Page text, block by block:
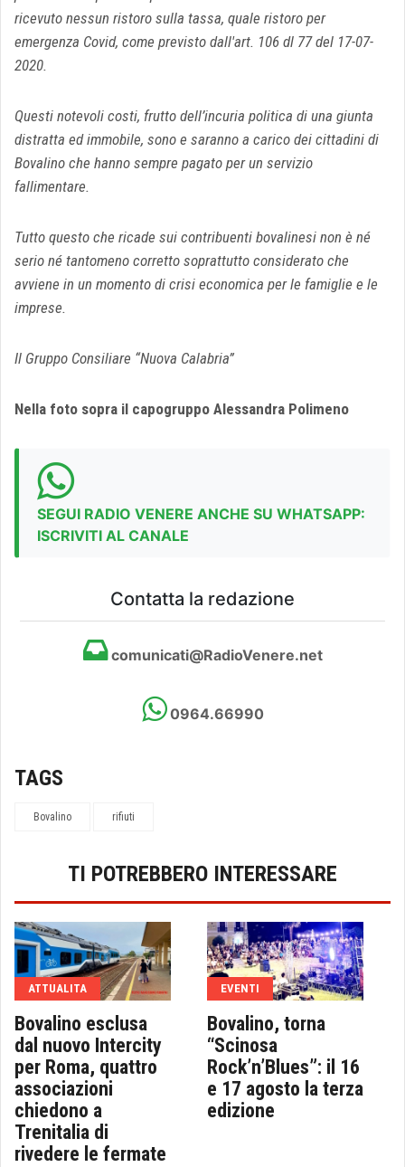
ricevuto nessun ristoro sulla tassa, quale ristoro per
emergenza Covid, come previsto dall'art. 106 dl 77 del 17-07-
2020.
Questi notevoli costi, frutto dell’incuria politica di una giunta
distratta ed immobile, sono e saranno a carico dei cittadini di
Bovalino che hanno sempre pagato per un servizio
fallimentare.
Tutto questo che ricade sui contribuenti bovalinesi non è né
serio né tantomeno corretto soprattutto considerato che
avviene in un momento di crisi economica per le famiglie e le
imprese.
Il Gruppo Consiliare “Nuova Calabria”
Nella foto sopra il capogruppo Alessandra Polimeno
SEGUI RADIO VENERE ANCHE SU WHATSAPP:
ISCRIVITI AL CANALE
Contatta la redazione
comunicati@RadioVenere.net
0964.66990
TAGS
Bovalino rifiuti
TI POTREBBERO INTERESSARE
ATTUALITA
Bovalino esclusa
dal nuovo Intercity
per Roma, quattro
associazioni
chiedono a
Trenitalia di
rivedere le fermate
EVENTI
Bovalino, torna
“Scinosa
Rock’n’Blues”: il 16
e 17 agosto la terza
edizione